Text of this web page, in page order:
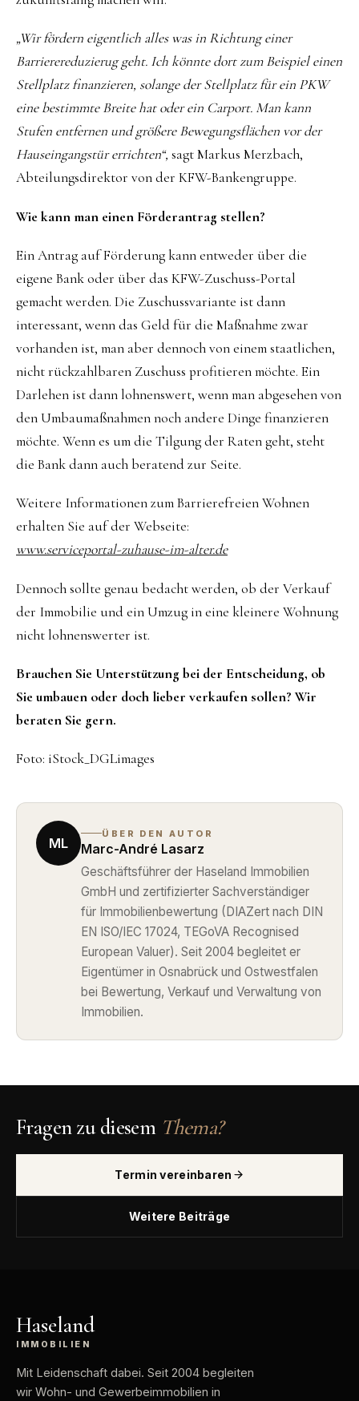
„Wir fördern eigentlich alles was in Richtung einer
Barrierereduzierug geht. Ich könnte dort zum Beispiel einen
Stellplatz finanzieren, solange der Stellplatz für ein PKW
eine bestimmte Breite hat oder ein Carport. Man kann
Stufen entfernen und größere Bewegungsflächen vor der
Hauseingangstür errichten“, sagt Markus Merzbach,
Abteilungsdirektor von der KFW-Bankengruppe.
Wie kann man einen Förderantrag stellen?
Ein Antrag auf Förderung kann entweder über die
eigene Bank oder über das KFW-Zuschuss-Portal
gemacht werden. Die Zuschussvariante ist dann
interessant, wenn das Geld für die Maßnahme zwar
vorhanden ist, man aber dennoch von einem staatlichen,
nicht rückzahlbaren Zuschuss profitieren möchte. Ein
Darlehen ist dann lohnenswert, wenn man abgesehen von
den Umbaumaßnahmen noch andere Dinge finanzieren
möchte. Wenn es um die Tilgung der Raten geht, steht
die Bank dann auch beratend zur Seite.
Weitere Informationen zum Barrierefreien Wohnen
erhalten Sie auf der Webseite:
www.serviceportal-zuhause-im-alter.de
Dennoch sollte genau bedacht werden, ob der Verkauf
der Immobilie und ein Umzug in eine kleinere Wohnung
nicht lohnenswerter ist.
Brauchen Sie Unterstützung bei der Entscheidung, ob
Sie umbauen oder doch lieber verkaufen sollen? Wir
beraten Sie gern.
Foto: iStock_DGLimages
ML
ÜBER DEN AUTOR
Marc-André Lasarz
Geschäftsführer der Haseland Immobilien
GmbH und zertifizierter Sachverständiger
für Immobilienbewertung (DIAZert nach DIN
EN ISO/IEC 17024, TEGoVA Recognised
European Valuer). Seit 2004 begleitet er
Eigentümer in Osnabrück und Ostwestfalen
bei Bewertung, Verkauf und Verwaltung von
Immobilien.
Fragen zu diesem Thema?
Termin vereinbaren
Weitere Beiträge
Haseland
IMMOBILIEN
Mit Leidenschaft dabei. Seit 2004 begleiten
wir Wohn- und Gewerbeimmobilien in